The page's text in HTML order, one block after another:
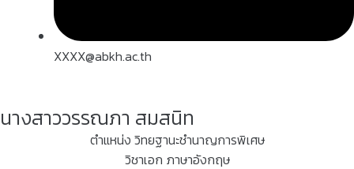
XXXX@abkh.ac.th
นางสาววรรณภา สมสนิท
ตำแหน่ง วิทยฐานะชำนาญการพิเศษ
วิชาเอก ภาษาอังกฤษ